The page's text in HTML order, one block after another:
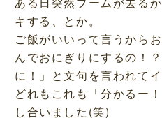
キする、とか。
ご飯がいいって言うから
んでおにぎりにするの！
に！」と文句を言われて
どれもこれも「分かるー
し合いました(笑)